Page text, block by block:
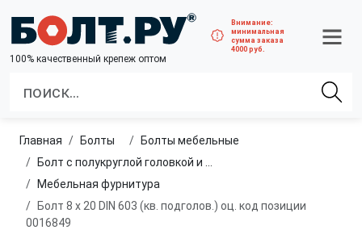
100% качественный крепеж оптом
Внимание:
минимальная
сумма заказа
4000 руб.
Главная болты
болты мебельные
Болт с полукруглой головкой и квадратным подголовником
Мебельная фурнитура
Болт 8 х 20 DIN 603 (кв. подголов.) оц. код позиции
0016849